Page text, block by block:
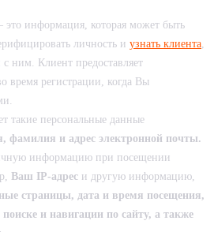
это информация, которая может быть
личность и узнать клиента
ним. Клиент предоставляет
время регистрации, когда Вы
такие персональные данные
фамилия и адрес электронной почты.
информацию при посещении
Ваш IP-адрес и другую информацию,
страницы, дата и время посещения,
и навигации по сайту, а также